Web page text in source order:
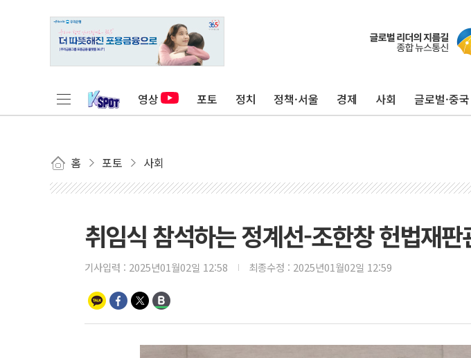
영상 포토 정치 정책·서울 경제 사회 글로벌·중국
홈 포토 사회
취임식 참석하는 정계선-조한창 헌법재판
기사입력 : 2025년01월02일 12:58 최종수정 : 2025년01월02일 12:59